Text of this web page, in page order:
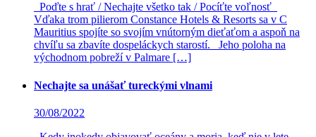
Poďte s hrať / Nechajte všetko tak / Pocíťte voľnosť
Vďaka trom pilierom Constance Hotels & Resorts sa v C
Mauritius spojíte so svojím vnútorným dieťaťom a aspoň na
chvíľu sa zbavíte dospeláckych starostí. Jeho poloha na
východnom pobreží v Palmare […]
Nechajte sa unášať tureckými vlnami
30/08/2022